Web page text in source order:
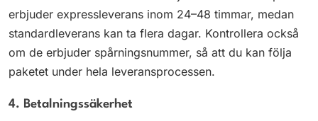
erbjuder expressleverans inom 24–48 timmar, medan
standardleverans kan ta flera dagar. Kontrollera också
om de erbjuder spårningsnummer, så att du kan följa
paketet under hela leveransprocessen.
4. Betalningssäkerhet